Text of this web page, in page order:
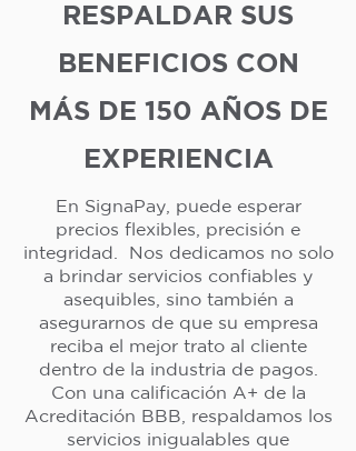
RESPALDAR SUS
BENEFICIOS CON
MÁS DE 150 AÑOS DE
EXPERIENCIA
En SignaPay, puede esperar
precios flexibles, precisión e
integridad. Nos dedicamos no solo
a brindar servicios confiables y
asequibles, sino también a
asegurarnos de que su empresa
reciba el mejor trato al cliente
dentro de la industria de pagos.
Con una calificación A+ de la
Acreditación BBB, respaldamos los
servicios inigualables que